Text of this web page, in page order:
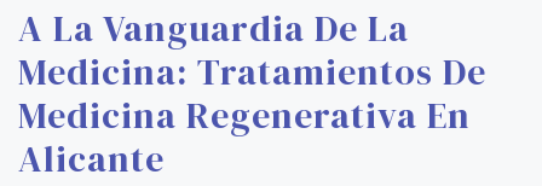
A La Vanguardia De La
Medicina: Tratamientos De
Medicina Regenerativa En
Alicante